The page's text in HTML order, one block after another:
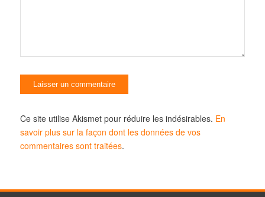
Ce site utilise Akismet pour réduire les indésirables. En
savoir plus sur la façon dont les données de vos
commentaires sont traitées.